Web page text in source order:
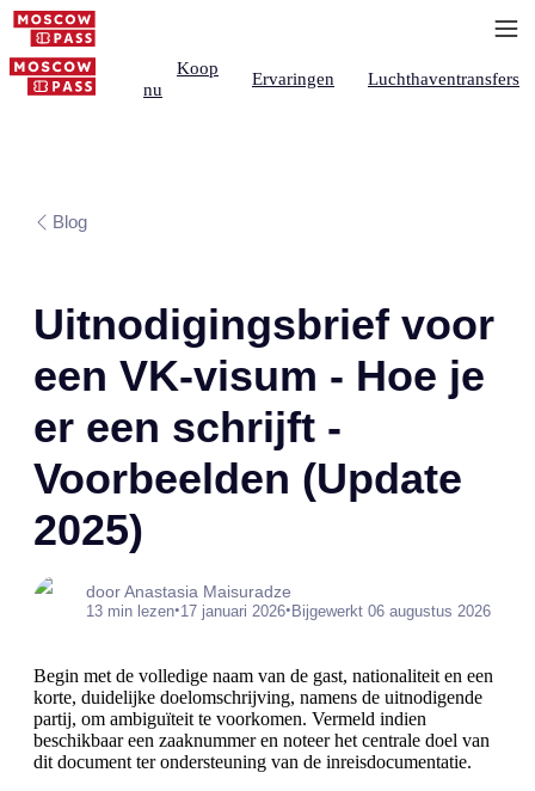
Koop
nu
Ervaringen Luchthaventransfers
Blog
Uitnodigingsbrief voor
een VK-visum - Hoe je
er een schrijft -
Voorbeelden (Update
2025)
door Anastasia Maisuradze
13 min lezen•17 januari 2026•Bijgewerkt 06 augustus 2026
Begin met de volledige naam van de gast, nationaliteit en een
korte, duidelijke doelomschrijving, namens de uitnodigende
partij, om ambiguïteit te voorkomen. Vermeld indien
beschikbaar een zaaknummer en noteer het centrale doel van
dit document ter ondersteuning van de inreisdocumentatie.